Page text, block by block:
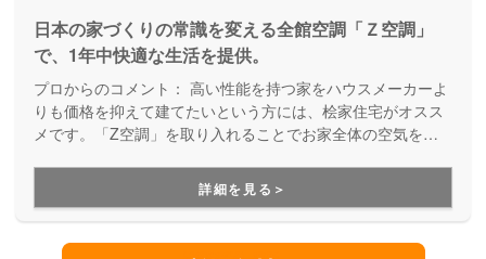
日本の家づくりの常識を変える全館空調「Ｚ空調」
で、1年中快適な生活を提供。
プロからのコメント： 高い性能を持つ家をハウスメーカーよ
りも価格を抑えて建てたいという方には、桧家住宅がオスス
メです。「Z空調」を取り入れることでお家全体の空気を循
まいづくりをしています。Z空調の性能を体験できる施設も
あるので、体験した上で納得してお家づくりを進めることが
出来ます。是非一度、実際に足を運んで体験してみてくださ
い。
詳細を見る＞